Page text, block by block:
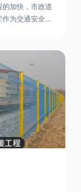
加快，市政道
为交通安全的
能是防止车辆
因驾驶员疏忽
事故的发生
路与人行道、绿